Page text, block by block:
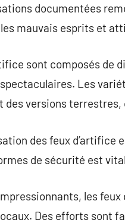
documentées
mauvais esprits et
sont composés de
Les
des versions
des feux
de sécurité est
les feux
Des efforts sont